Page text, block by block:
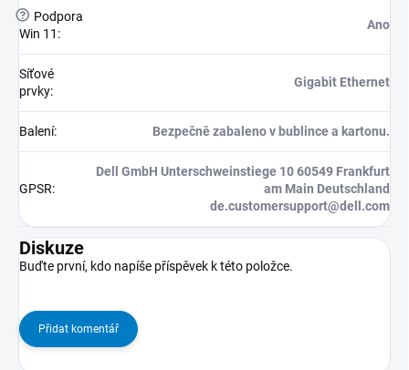
?
Podpora
Win 11 :
Ano
Síťové
prvky:
Gigabit Ethernet
Balení: Bezpečně zabaleno v bublince a kartonu.
GPSR:
Dell GmbH Unterschweinstiege 10 60549 Frankfurt
am Main Deutschland
de.customersupport@dell.com
Diskuze
Buďte první, kdo napíše příspěvek k této položce.
Přidat komentář